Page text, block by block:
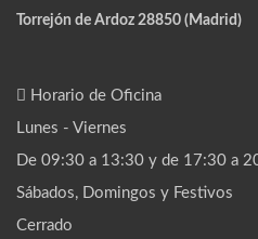
Torrejón de Ardoz 28850 (Madrid)
Horario de Oficina
Lunes - Viernes
De 09:30 a 13:30 y de 17:30 a
Sábados, Domingos y Festivos
Cerrado